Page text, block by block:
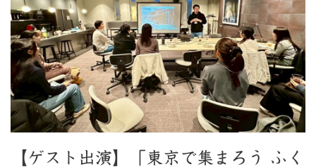
【ゲスト出演】「東京で集まろう ふく